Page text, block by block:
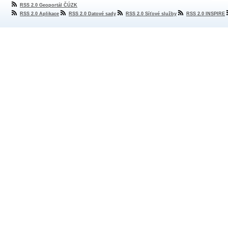
RSS 2.0 Geoportál ČÚZK
RSS 2.0 Aplikace
RSS 2.0 Datové sady RSS 2.0 Síťové služby RSS 2.0 INSPIRE